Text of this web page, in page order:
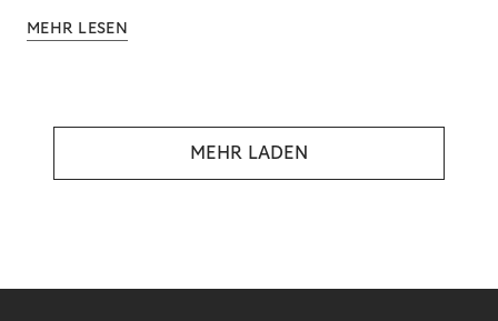
MEHR LESEN
MEHR LADEN